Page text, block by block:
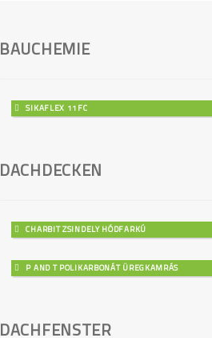
BAUCHEMIE
SIKAFLEX 11FC
DACHDECKEN
CHARBIT ZSINDELY HÓDFARKÚ
P AND T POLIKARBONÁT ÜREGKAMRÁS
DACHFENSTER